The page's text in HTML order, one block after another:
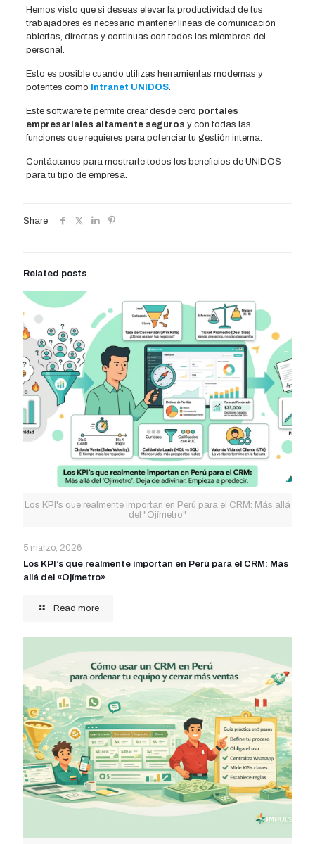
Hemos visto que si deseas elevar la productividad de tus
trabajadores es necesario mantener líneas de comunicación
abiertas, directas y continuas con todos los miembros del
personal.
Esto es posible cuando utilizas herramientas modernas y
potentes como
Intranet UNIDOS.
Este software te permite crear desde cero portales
empresariales altamente seguros y con todas las
funciones que requieres para potenciar tu gestión interna.
Contáctanos para mostrarte todos los beneficios de UNIDOS
para tu tipo de empresa.
Share
Related posts
Los KPI's que realmente importan en Perú para el CRM: Más allá
del "Ojímetro"
5 marzo, 2026
Los KPI’s que realmente importan en Perú para el CRM: Más
allá del «Ojímetro»
Read more